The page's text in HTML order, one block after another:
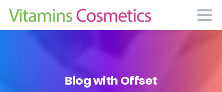
Blogwith Offset